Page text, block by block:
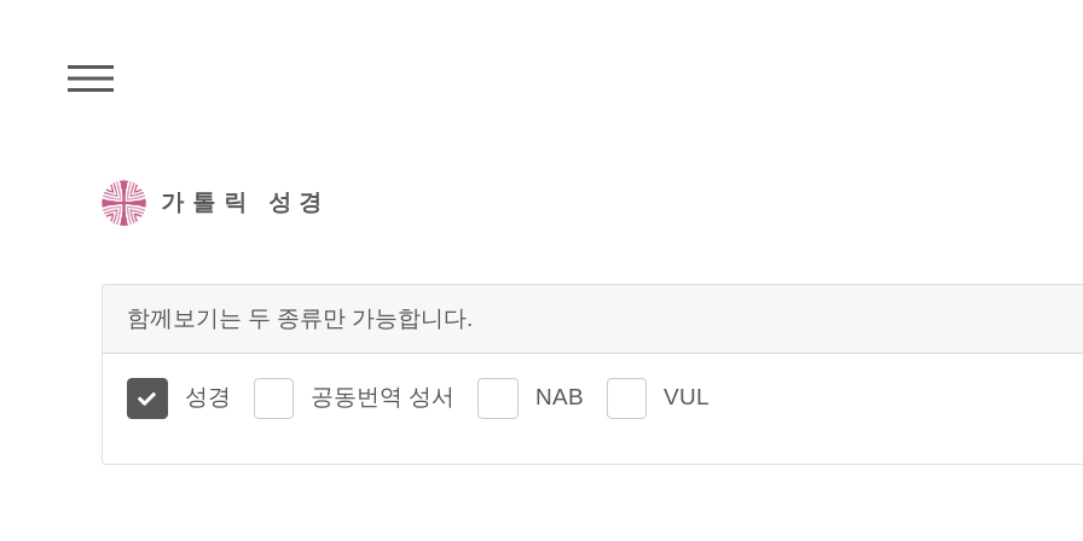
가톨릭 성경
함께보기는 두 종류만 가능합니다.
성경 공동번역 성서 NAB VUL